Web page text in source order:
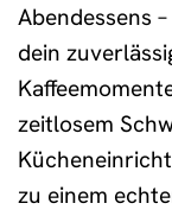
Abendessens
dein
zeitlosem
zu einem